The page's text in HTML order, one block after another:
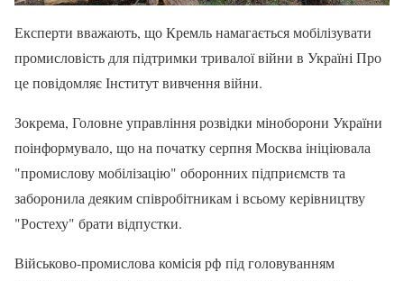
Експерти вважають, що Кремль намагається мобілізувати
промисловість для підтримки тривалої війни в Україні Про
це повідомляє Інститут вивчення війни.
Зокрема, Головне управління розвідки міноборони України
поінформувало, що на початку серпня Москва ініціювала
"промислову мобілізацію" оборонних підприємств та
заборонила деяким співробітникам і всьому керівництву
"Ростеху" брати відпустки.
Військово-промислова комісія рф під головуванням